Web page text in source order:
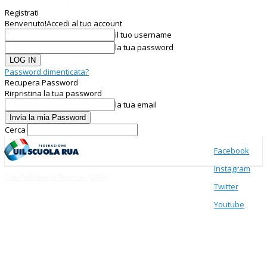
Registrati
Benvenuto!Accedi al tuo account
il tuo username
la tua password
Password dimenticata?
Recupera Password
Rirpristina la tua password
la tua email
Cerca
Facebook
Instagram
Twitter
Youtube